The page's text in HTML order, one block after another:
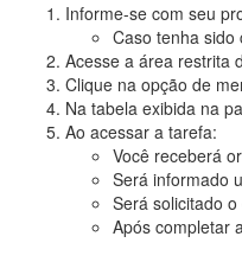
Informe-se com seu
Caso tenha sido
Acesse a área restrita
Clique na opção de
Na tabela exibida na
Ao acessar a tarefa:
Você receberá
Será informado
Será solicitado
Após completar